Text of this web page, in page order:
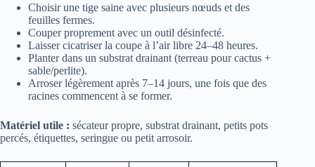
Choisir une tige saine avec plusieurs nœuds et des
feuilles fermes.
Couper proprement avec un outil désinfecté.
Laisser cicatriser la coupe à l’air libre 24–48 heures.
Planter dans un substrat drainant (terreau pour cactus +
sable/perlite).
Arroser légèrement après 7–14 jours, une fois que des
racines commencent à se former.
Matériel utile : sécateur propre, substrat drainant, petits pots
percés, étiquettes, seringue ou petit arrosoir.